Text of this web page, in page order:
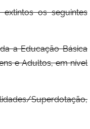
extintos os seguintes
a Educação Básica
e Adultos, em nível
Superdotação,